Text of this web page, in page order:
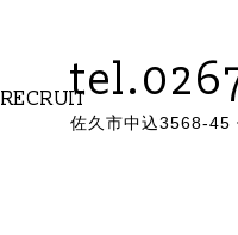
RECRUIT
佐久市中込3568-45